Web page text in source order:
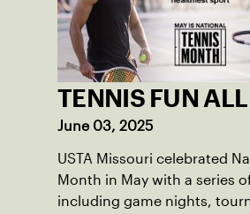
TENNIS FUN
June 03, 2025
USTA Missouri celebrated
Month in May with a series
including game nights,